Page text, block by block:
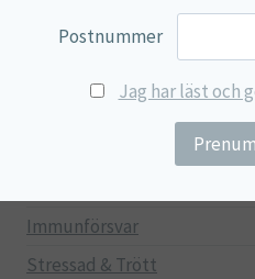
Green Trade
Immunförsvar
Stressad & Trött
Postnummer
Jag har läst och